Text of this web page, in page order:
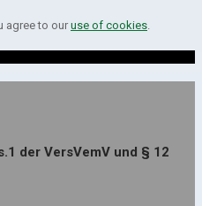
agree to our use of cookies
der VersVemV und § 12